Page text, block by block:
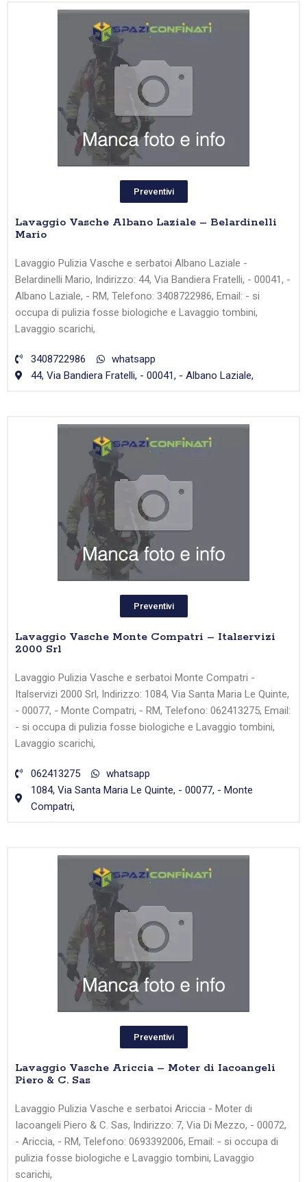
Preventivi
Lavaggio Vasche Albano Laziale – Belardinelli
Mario
Lavaggio Pulizia Vasche e serbatoi Albano Laziale -
Belardinelli Mario, Indirizzo: 44, Via Bandiera Fratelli, - 00041, -
Albano Laziale, - RM, Telefono: 3408722986, Email: - si
occupa di pulizia fosse biologiche e Lavaggio tombini,
Lavaggio scarichi,
3408722986
whatsapp
44, Via Bandiera Fratelli, - 00041, - Albano Laziale,
Preventivi
Lavaggio Vasche Monte Compatri – Italservizi
2000 Srl
Lavaggio Pulizia Vasche e serbatoi Monte Compatri -
Italservizi 2000 Srl, Indirizzo: 1084, Via Santa Maria Le Quinte,
- 00077, - Monte Compatri, - RM, Telefono: 062413275, Email:
- si occupa di pulizia fosse biologiche e Lavaggio tombini,
Lavaggio scarichi,
062413275
whatsapp
1084, Via Santa Maria Le Quinte, - 00077, - Monte
Compatri,
Preventivi
Lavaggio Vasche Ariccia – Moter di Iacoangeli
Piero & C. Sas
Lavaggio Pulizia Vasche e serbatoi Ariccia - Moter di
Iacoangeli Piero & C. Sas, Indirizzo: 7, Via Di Mezzo, - 00072,
- Ariccia, - RM, Telefono: 0693392006, Email: - si occupa di
pulizia fosse biologiche e Lavaggio tombini, Lavaggio
scarichi,